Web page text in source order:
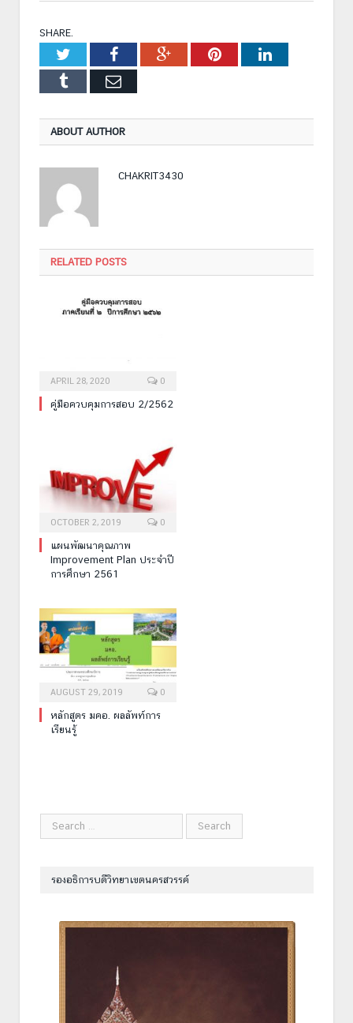
SHARE.
TwitterFacebookGoogle+PinterestLinkedIn
Tumblr Email
ABOUT AUTHOR
CHAKRIT3430
RELATED POSTS
APRIL 28, 2020 0
คู่มือควบคุมการสอบ 2/2562
OCTOBER 2, 2019 0
แผนพัฒนาคุณภาพ
Improvement Plan ประจำปี
การศึกษา 2561
AUGUST 29, 2019 0
หลักสูตร มคอ. ผลลัพท์การ
เรียนรู้
รองอธิการบดีวิทยาเขตนครสวรรค์